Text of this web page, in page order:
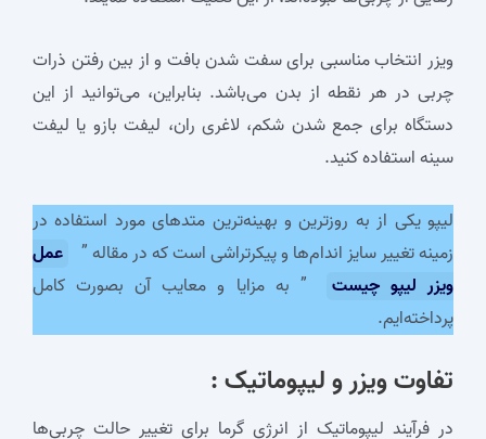
ویزر انتخاب مناسبی برای سفت شدن بافت و از بین رفتن ذرات
چربی در هر نقطه از بدن می‌باشد. بنابراین، می‌توانید از این
دستگاه برای جمع شدن شکم، لاغری ران، لیفت بازو یا لیفت
سینه استفاده کنید.
لیپو یکی از به روزترین و بهینه‌ترین متدهای مورد استفاده در
زمینه تغییر سایز اندام‌ها و پیکرتراشی است که در مقاله‌ ”
عمل
ویزر لیپو چیست
” به مزایا و معایب آن بصورت کامل
پرداخته‌ایم.
تفاوت ویزر و لیپوماتیک :
در فرآیند لیپوماتیک از انرژی گرما برای تغییر حالت چربی‌ها